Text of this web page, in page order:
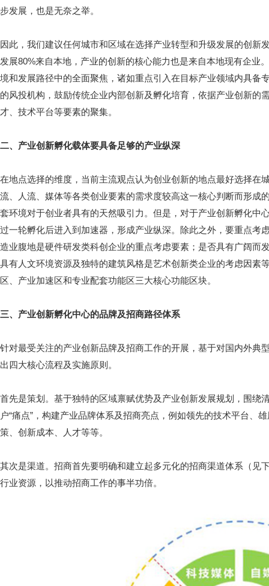
步发展，也是无奈之举。
因此，我们建议任何城市和区域在选择产业转型和升级发展的创新
发展80%来自本地，产业的创新的核心能力也是来自本地现有企业
境和发展路径中的全面聚焦，诸如重点引入在目标产业领域内具备
的风投机构，鼓励传统企业内部创新及孵化培育，依据产业创新的
才、技术平台等要素的聚集。
二、产业创新孵化载体要具备足够的产业纵深
在地点选择的维度，当前主流观点认为创业创新的地点最好选择在
流、人流、媒体等各类创业要素的需求度较高这一核心判断而形成
套环境对于创业者具有的天然吸引力。但是，对于产业创新孵化中
过一轮孵化后进入到加速器，形成产业纵深。除此之外，要重点考
造业腹地是硬件研发类科创企业的重点考虑要素；是否具有广阔而
具有人文环境资源及独特的建筑风格是艺术创新类企业的考虑因素
区、产业加速区和专业配套功能区三大核心功能区块。
三、产业创新孵化中心的品牌及招商路径体系
针对最受关注的产业创新品牌及招商工作的开展，基于对国内外典
出四大核心流程及实施原则。
首先是策划。基于独特的区域禀赋优势及产业创新发展规划，围绕
户“痛点”，构建产业品牌体系及招商亮点，例如领先的技术平台、
策、创新成本、人才等等。
其次是渠道。招商首先要明确和建立起多元化的招商渠道体系（见
行业资源，以推动招商工作的事半功倍。